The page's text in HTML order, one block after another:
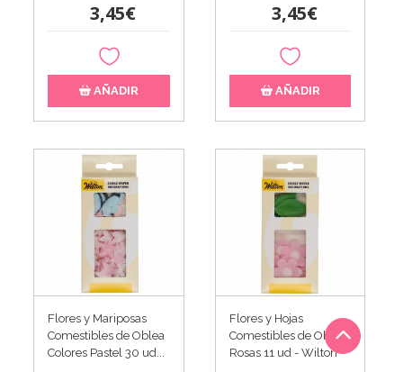
3,45€
AÑADIR
3,45€
AÑADIR
Flores y Mariposas
Comestibles de Oblea
Colores Pastel 30 ud...
Flores y Hojas
Comestibles de Oblea
Rosas 11 ud - Wilton